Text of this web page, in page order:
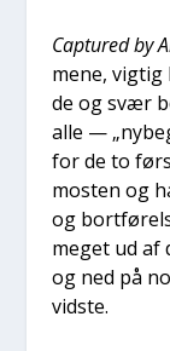
Cap­tu­red by
mene,
de og svær
alle —
for de to
mosten og
og
meget ud af
og ned på
vid­ste.